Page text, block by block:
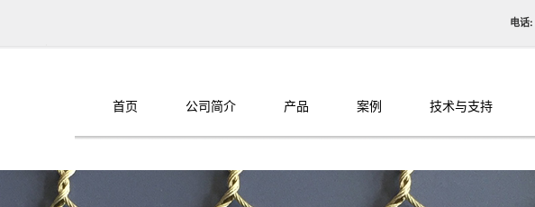
电话:
首页 公司简介 产品 案例 技术与支持